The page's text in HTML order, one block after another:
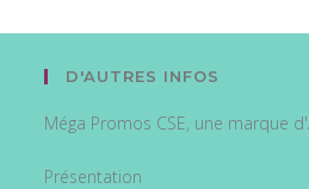
D'AUTRES INFOS
Méga Promos CSE, une marque
Présentation